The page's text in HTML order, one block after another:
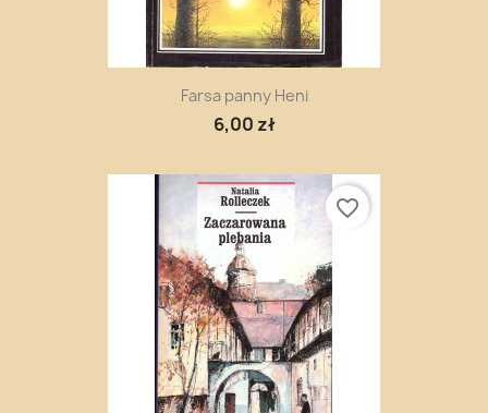
Farsa panny Heni
6,00 zł
favorite_border